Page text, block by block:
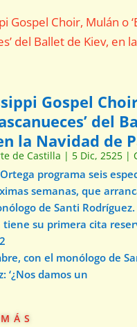
Gospel
del
la Navidad de
de Castilla | 5 Dic, 2525|
programa seis
semanas, que
de Santi
tiene su primera cita
con el monólogo de
‘¿Nos damos un